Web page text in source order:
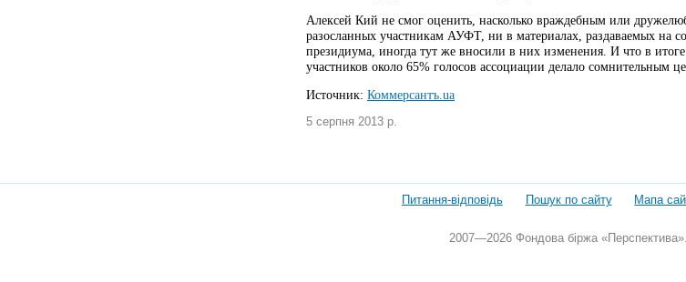
Алексей Кий не смог оценить, насколько враждебным или
разосланных участникам АУФТ, ни в материалах, раздаваемых на
президиума, иногда тут же вносили в них изменения. И что в
участников около 65% голосов ассоциации делало сомнительным
Источник: Коммерсантъ.ua
5 серпня 2013 р.
Питання-відповідь Пошук по сайту Мапа
2007—2026 Фондова біржа «Перспектива».